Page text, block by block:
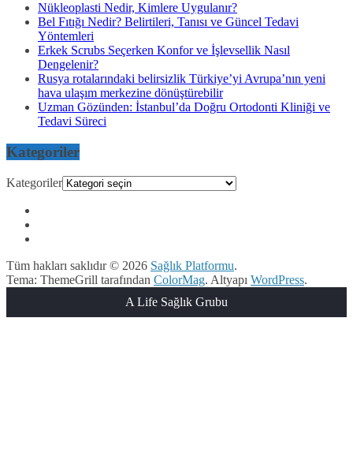
Nükleoplasti Nedir, Kimlere Uygulanır?
Bel Fıtığı Nedir? Belirtileri, Tanısı ve Güncel Tedavi
Yöntemleri
Erkek Scrubs Seçerken Konfor ve İşlevsellik Nasıl
Dengelenir?
Rusya rotalarındaki belirsizlik Türkiye’yi Avrupa’nın yeni
hava ulaşım merkezine dönüştürebilir
Uzman Gözünden: İstanbul’da Doğru Ortodonti Kliniği ve
Tedavi Süreci
Kategoriler
Kategoriler
Tüm hakları saklıdır © 2026 Sağlık Platformu.
Tema: ThemeGrill tarafından ColorMag. Altyapı WordPress.
A Life Sağlık Grubu